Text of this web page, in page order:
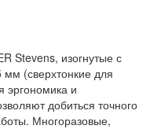
Stevens, изогнутые с
(сверхтонкие для
эргономика и
добиться точного
Многоразовые,